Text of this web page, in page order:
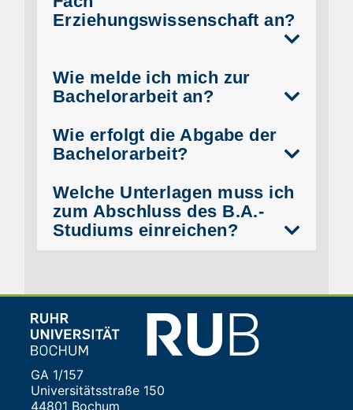
Erziehungswissenschaft an?
Wie melde ich mich zur
Bachelorarbeit an?
Wie erfolgt die Abgabe der
Bachelorarbeit?
Welche Unterlagen muss ich
zum Abschluss des B.A.-
Studiums einreichen?
GA 1/157
Universitätsstraße 150
44801 Bochum